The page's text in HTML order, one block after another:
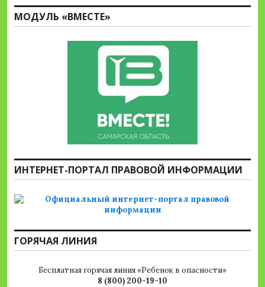
МОДУЛЬ «ВМЕСТЕ»
ИНТЕРНЕТ-ПОРТАЛ ПРАВОВОЙ ИНФОРМАЦИИ
ГОРЯЧАЯ ЛИНИЯ
Бесплатная горячая линия «Ребенок в опасности»
8 (800) 200-19-10